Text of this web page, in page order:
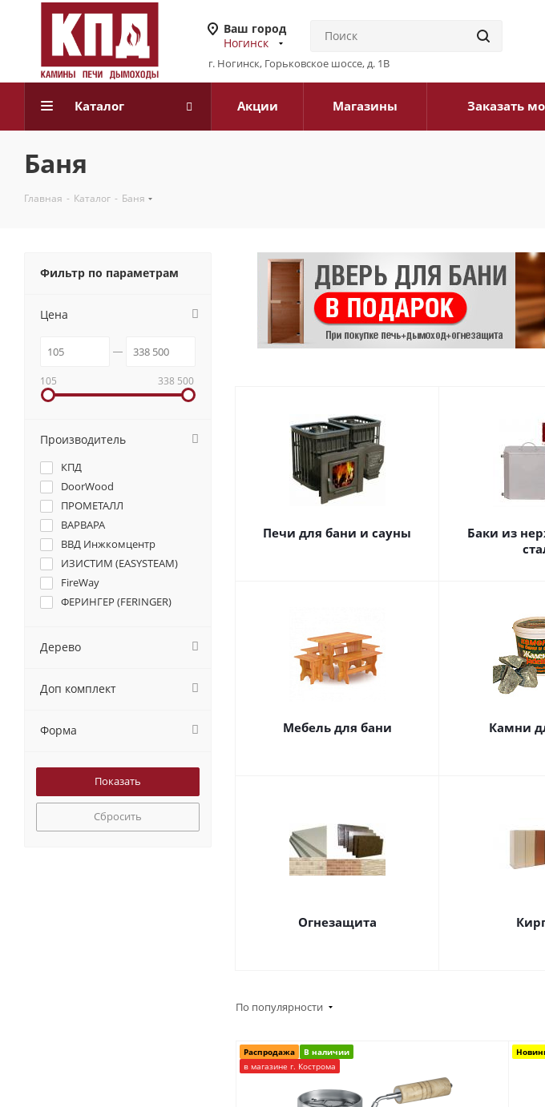
Ваш город
Ногинск
г. Ногинск, Горьковское шоссе, д. 1В
Каталог Акции Магазины Заказать
Баня
Главная - Каталог - Баня
Печи для бани и сауны
Баки из
Мебель для бани Камни
Огнезащита
По популярности
Распродажа
В наличии
в магазине г. Кострома
Фильтр по параметрам
Цена
105 338 500
Производитель
КПД
DoorWood
ПРОМЕТАЛЛ
ВАРВАРА
ВВД Инжкомцентр
ИЗИСТИМ (EASYSTEAM)
FireWay
ФЕРИНГЕР (FERINGER)
Дерево
Доп комплект
Форма
Сбросить